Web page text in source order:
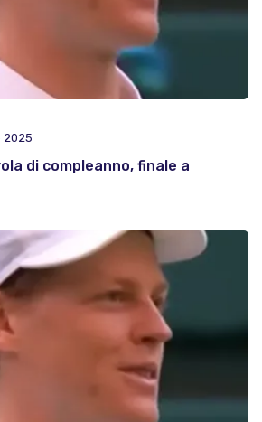
2025
di compleanno, finale a